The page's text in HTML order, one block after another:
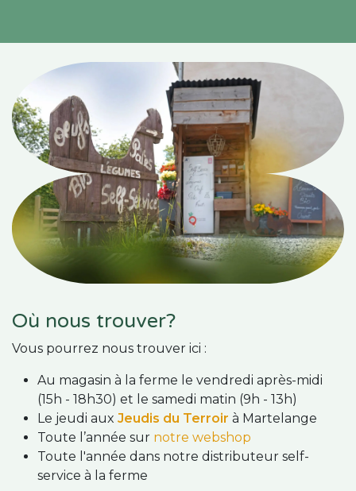
Où nous trouver?
Vous pourrez nous trouver ici :
Au magasin à la ferme le vendredi après-midi
(15h - 18h30) et le samedi matin (9h - 13h)
Le jeudi aux Jeudis du Terroir à Martelange
Toute l’année sur notre webshop
Toute l'année dans notre distributeur self-
service à la ferme